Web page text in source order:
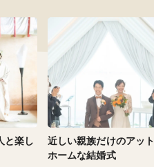
と楽し
近しい親族だけのアット
ホームな結婚式